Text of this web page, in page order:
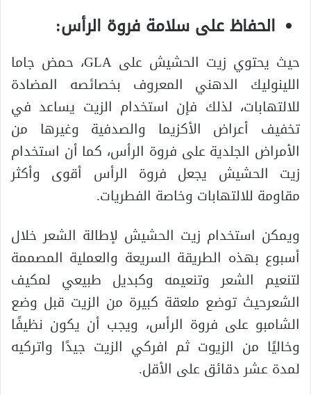
الحفاظ على سلامة فروة الرأس:
حيث يحتوي زيت الحشيش على GLA، حمض جاما
اللينوليك الدهني المعروف بخصائصه المضادة
للالتهابات، لذلك فإن استخدام الزيت يساعد في
تخفيف أعراض الأكزيما والصدفية وغيرها من
الأمراض الجلدية على فروة الرأس، كما أن استخدام
زيت الحشيش يجعل فروة الرأس أقوى وأكثر
مقاومة للالتهابات وخاصة الفطريات.
ويمكن استخدام زيت الحشيش لإطالة الشعر خلال
أسبوع بهذه الطريقة السريعة والعملية المصممة
لتنعيم الشعر وتنعيمه وكبديل طبيعي لمكيف
الشعرحيث توضع ملعقة كبيرة من الزيت قبل وضع
الشامبو على فروة الرأس، ويجب أن يكون نظيفًا
وخاليًا من الزيوت ثم افركي الزيت جيدًا واتركيه
لمدة عشر دقائق على الأقل.